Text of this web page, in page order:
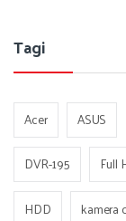
Tagi
Acer ASUS
DVR-195
Full
HDD
kamera